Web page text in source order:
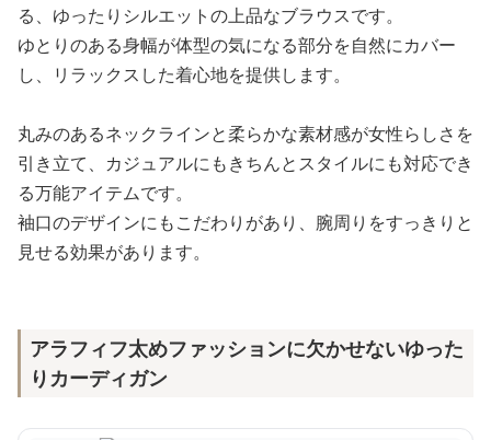
る、ゆったりシルエットの上品なブラウスです。
ゆとりのある身幅が体型の気になる部分を自然にカバー
し、リラックスした着心地を提供します。
丸みのあるネックラインと柔らかな素材感が女性らしさを
引き立て、カジュアルにもきちんとスタイルにも対応でき
る万能アイテムです。
袖口のデザインにもこだわりがあり、腕周りをすっきりと
見せる効果があります。
アラフィフ太めファッションに欠かせないゆった
りカーディガン